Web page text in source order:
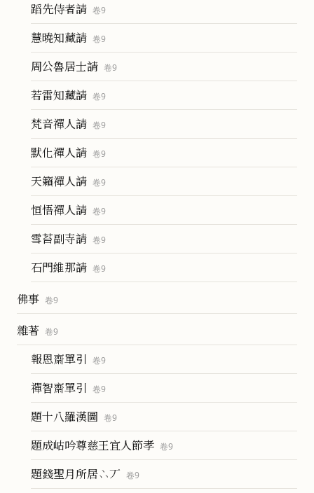
蹈先侍者請 卷9
慧曉知藏請 卷9
周公魯居士請 卷9
若雷知藏請 卷9
梵音禪人請 卷9
默化禪人請 卷9
天籟禪人請 卷9
恒悟禪人請 卷9
雪苔副寺請 卷9
石門維那請 卷9
佛事 卷9
雜著 卷9
報恩齋單引 卷9
禪智齋單引 卷9
題十八羅漢圖 卷9
題成岵吟尊慈王宜人節孝 卷9
題錢聖月所居𠁼丆 卷9